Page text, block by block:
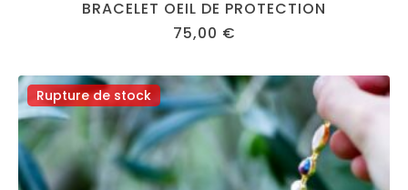
BRACELET OEIL DE PROTECTION
75,00 €
Rupture de stock